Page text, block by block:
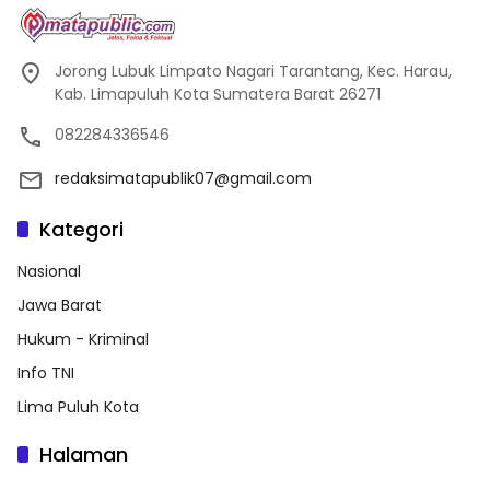
Jorong Lubuk Limpato Nagari Tarantang, Kec. Harau,
Kab. Limapuluh Kota Sumatera Barat 26271
082284336546
redaksimatapublik07@gmail.com
Kategori
Nasional
Jawa Barat
Hukum - Kriminal
Info TNI
Lima Puluh Kota
Halaman